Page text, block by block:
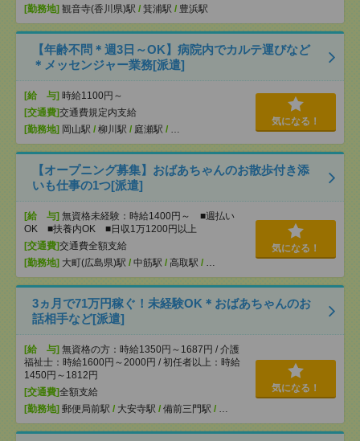
[勤務地] 観音寺(香川県)駅 / 箕浦駅 / 豊浜駅
【年齢不問＊週3日～OK】病院内でカルテ運びなど
＊メッセンジャー業務[派遣]
[給 与] 時給1100円～
[交通費]交通費規定内支給
[勤務地] 岡山駅 / 柳川駅 / 庭瀬駅 /
気になる！
【オープニング募集】おばあちゃんのお散歩付き添
いも仕事の1つ[派遣]
[給 与] 無資格未経験：時給1400円～ ■週払い
OK ■扶養内OK ■日収1万1200円以上
[交通費]交通費全額支給
[勤務地] 大町(広島県)駅 / 中筋駅 / 高取駅 /
気になる！
3ヵ月で71万円稼ぐ！未経験OK＊おばあちゃんのお
話相手など[派遣]
[給 与] 無資格の方：時給1350円～1687円 / 介護
福祉士：時給1600円～2000円 / 初任者以上：時給
1450円～1812円
[交通費]全額支給
[勤務地] 郵便局前駅 / 大安寺駅 / 備前三門駅 /
気になる！